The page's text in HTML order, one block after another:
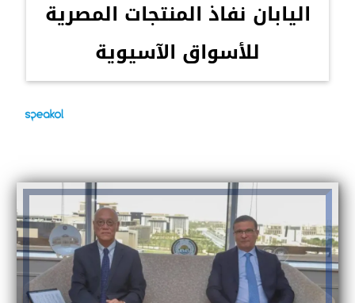
اليابان نفاذ المنتجات المصرية
للأسواق الآسيوية